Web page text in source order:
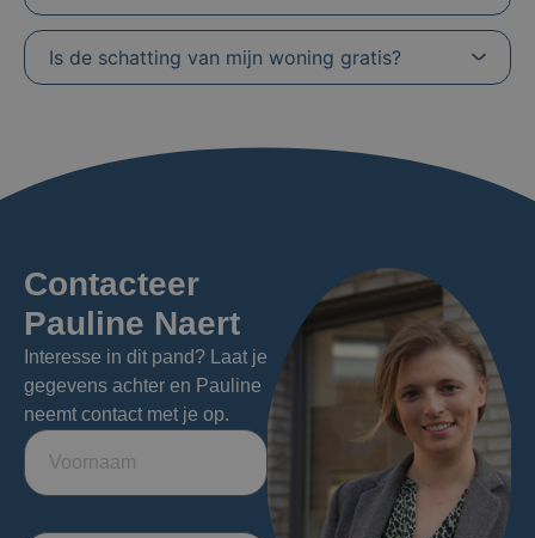
Is de schatting van mijn woning gratis?
Contacteer
Pauline Naert
Interesse in dit pand? Laat je
gegevens achter en Pauline
neemt contact met je op.